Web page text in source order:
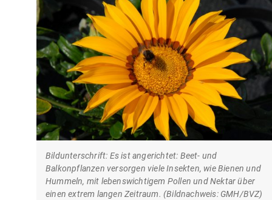
Bildunterschrift: Es ist angerichtet: Beet- und
Balkonpflanzen versorgen viele Insekten, wie Bienen und
Hummeln, mit lebenswichtigem Pollen und Nektar über
einen extrem langen Zeitraum. (Bildnachweis: GMH/BVZ)